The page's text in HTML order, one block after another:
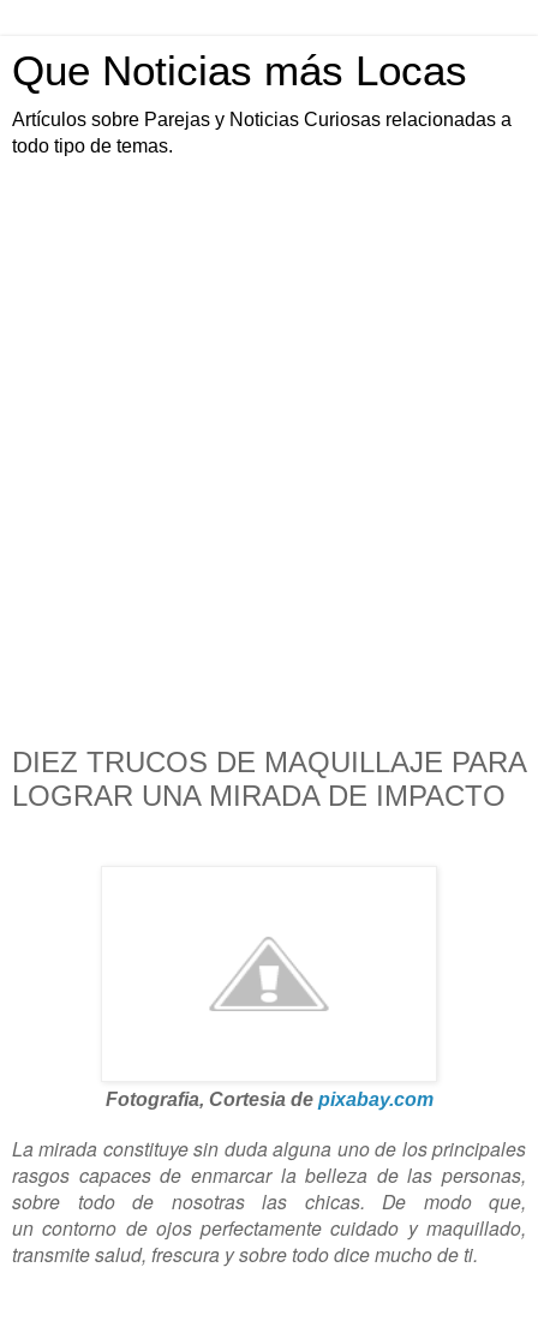
Que Noticias más Locas
Artículos sobre Parejas y Noticias Curiosas relacionadas a
todo tipo de temas.
DIEZ TRUCOS DE MAQUILLAJE PARA
LOGRAR UNA MIRADA DE IMPACTO
Fotografia, Cortesia de pixabay.com
La mirada constituye sin duda alguna uno de los principales
rasgos capaces de enmarcar la belleza de las personas,
sobre todo de nosotras las chicas. De modo que,
un contorno de ojos perfectamente cuidado y maquillado,
transmite salud, frescura y sobre todo dice mucho de ti.